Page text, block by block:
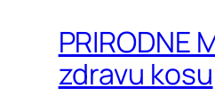
PRIRODNE
zdravu kosu